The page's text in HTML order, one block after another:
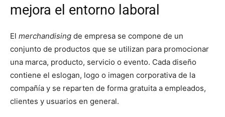
mejora el entorno laboral
El merchandising de empresa se compone de un
conjunto de productos que se utilizan para promocionar
una marca, producto, servicio o evento. Cada diseño
contiene el eslogan, logo o imagen corporativa de la
compañía y se reparten de forma gratuita a empleados,
clientes y usuarios en general.